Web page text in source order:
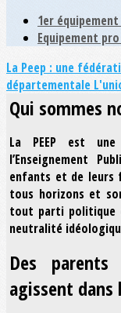
1er équipement
Equipement
La Peep : une
départementale
Qui sommes
La PEEP est
l’Enseignement
enfants et de leurs
tous horizons et
tout parti politique
neutralité
Des
agissent dans